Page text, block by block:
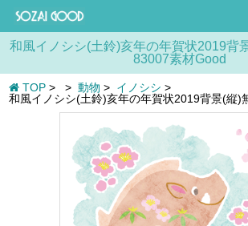
和風イノシシ(土鈴)亥年の年賀状2019背
83007素材Good
TOP > > 動物 > イノシシ >
和風イノシシ(土鈴)亥年の年賀状2019背景(縦)